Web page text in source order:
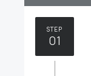
STEP